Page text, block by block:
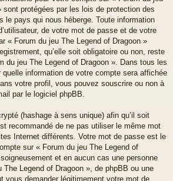
sont protégées par les lois de protection des
le pays qui nous héberge. Toute information
de votre mot de passe et de votre
« Forum du jeu The Legend of Dragoon »
qu’elle soit obligatoire ou non, reste
du jeu The Legend of Dragoon ». Dans tous les
information de votre compte sera affichée
votre profil, vous pouvez souscrire ou non à
par le logiciel phpBB.
(hashage à sens unique) afin qu’il soit
recommandé de ne pas utiliser le même mot
Internet différents. Votre mot de passe est le
sur « Forum du jeu The Legend of
et en aucun cas une personne
The Legend of Dragoon », de phpBB ou une
vous demander légitimement votre mot de